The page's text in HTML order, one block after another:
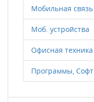
Мобильная связь
Моб. устройства
Офисная техника
Программы, Софт